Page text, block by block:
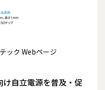
ック Webページ
自立電源を普及・促